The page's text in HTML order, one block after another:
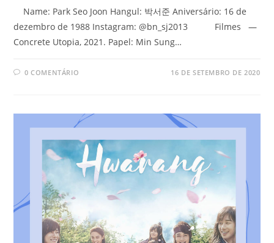
Name: Park Seo Joon Hangul: 박서준 Aniversário: 16 de
dezembro de 1988 Instagram: @bn_sj2013 Filmes —
Concrete Utopia, 2021. Papel: Min Sung…
0 COMENTÁRIO 16 DE SETEMBRO DE 2020